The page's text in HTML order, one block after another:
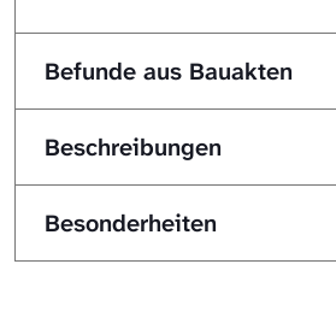
Befunde aus Bauakten
Beschreibungen
Besonderheiten